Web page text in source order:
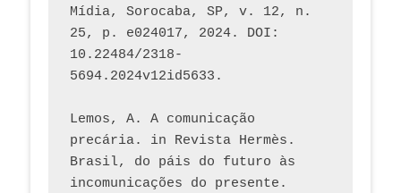
Mídia, Sorocaba, SP, v. 12, n.
25, p. e024017, 2024. DOI:
10.22484/2318-
5694.2024v12id5633.
Lemos, A. A comunicação
precária. in Revista Hermès.
Brasil, do páis do futuro às
incomunicações do presente.